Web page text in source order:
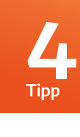
Tipp